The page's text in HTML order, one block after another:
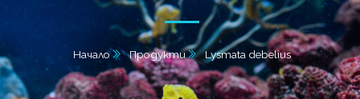
Начало Продукти Lysmata debelius